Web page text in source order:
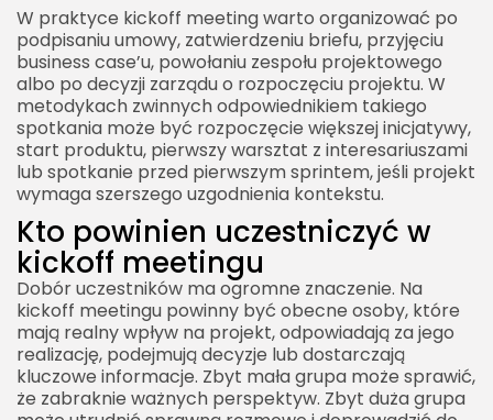
W praktyce kickoff meeting warto organizować po
podpisaniu umowy, zatwierdzeniu briefu, przyjęciu
business case’u, powołaniu zespołu projektowego
albo po decyzji zarządu o rozpoczęciu projektu. W
metodykach zwinnych odpowiednikiem takiego
spotkania może być rozpoczęcie większej inicjatywy,
start produktu, pierwszy warsztat z interesariuszami
lub spotkanie przed pierwszym sprintem, jeśli projekt
wymaga szerszego uzgodnienia kontekstu.
Kto powinien uczestniczyć w
kickoff meetingu
Dobór uczestników ma ogromne znaczenie. Na
kickoff meetingu powinny być obecne osoby, które
mają realny wpływ na projekt, odpowiadają za jego
realizację, podejmują decyzje lub dostarczają
kluczowe informacje. Zbyt mała grupa może sprawić,
że zabraknie ważnych perspektyw. Zbyt duża grupa